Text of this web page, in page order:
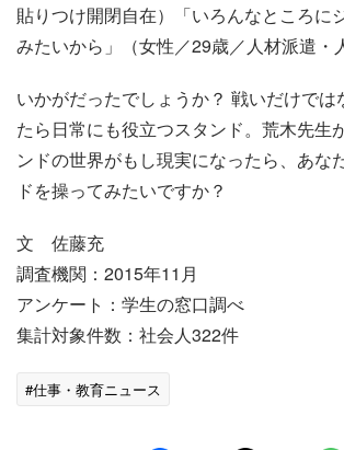
貼りつけ開閉自在）「いろんなところに
みたいから」（女性／29歳／人材派遣・
いかがだったでしょうか？ 戦いだけでは
たら日常にも役立つスタンド。荒木先生
ンドの世界がもし現実になったら、あな
ドを操ってみたいですか？
文 佐藤充
調査機関：2015年11月
アンケート：学生の窓口調べ
集計対象件数：社会人322件
#仕事・教育ニュース